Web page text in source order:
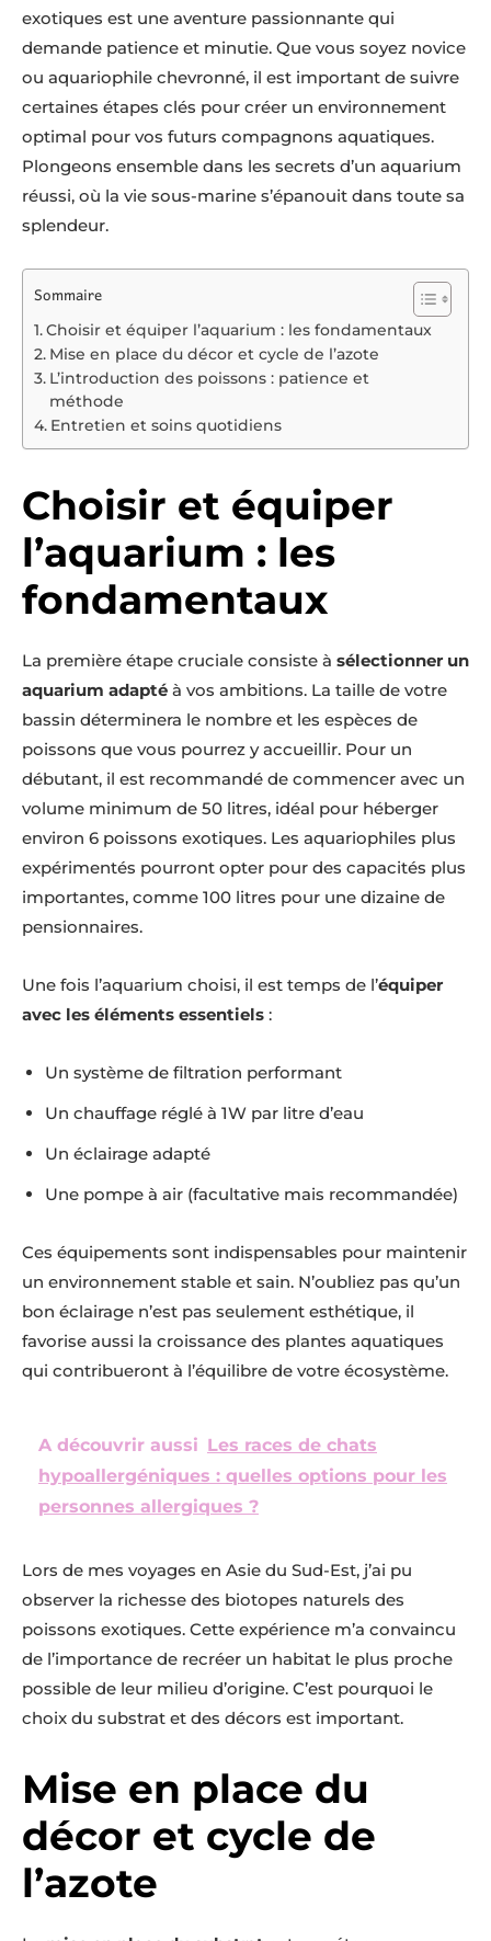
exotiques est une aventure passionnante qui
demande patience et minutie. Que vous soyez novice
ou aquariophile chevronné, il est important de suivre
certaines étapes clés pour créer un environnement
optimal pour vos futurs compagnons aquatiques.
Plongeons ensemble dans les secrets d’un aquarium
réussi, où la vie sous-marine s’épanouit dans toute sa
splendeur.
Sommaire
Choisir et équiper l’aquarium : les fondamentaux
Mise en place du décor et cycle de l’azote
L’introduction des poissons : patience et
méthode
Entretien et soins quotidiens
Choisir et équiper
l’aquarium : les
fondamentaux
La première étape cruciale consiste à sélectionner un
aquarium adapté à vos ambitions. La taille de votre
bassin déterminera le nombre et les espèces de
poissons que vous pourrez y accueillir. Pour un
débutant, il est recommandé de commencer avec un
volume minimum de 50 litres, idéal pour héberger
environ 6 poissons exotiques. Les aquariophiles plus
expérimentés pourront opter pour des capacités plus
importantes, comme 100 litres pour une dizaine de
pensionnaires.
Une fois l’aquarium choisi, il est temps de l’équiper
avec les éléments essentiels :
Un système de filtration performant
Un chauffage réglé à 1W par litre d’eau
Un éclairage adapté
Une pompe à air (facultative mais recommandée)
Ces équipements sont indispensables pour maintenir
un environnement stable et sain. N’oubliez pas qu’un
bon éclairage n’est pas seulement esthétique, il
favorise aussi la croissance des plantes aquatiques
qui contribueront à l’équilibre de votre écosystème.
A découvrir aussi Les races de chats
hypoallergéniques : quelles options pour les
personnes allergiques ?
Lors de mes voyages en Asie du Sud-Est, j’ai pu
observer la richesse des biotopes naturels des
poissons exotiques. Cette expérience m’a convaincu
de l’importance de recréer un habitat le plus proche
possible de leur milieu d’origine. C’est pourquoi le
choix du substrat et des décors est important.
Mise en place du
décor et cycle de
l’azote